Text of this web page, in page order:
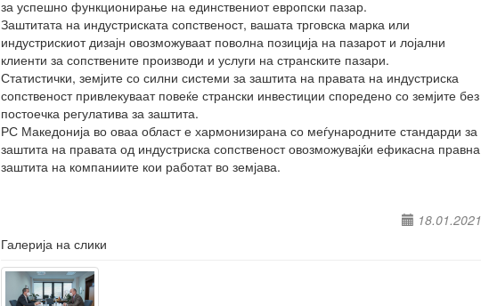
за успешно функционирање на единствениот европски пазар.
Заштитата на индустриската сопственост, вашата трговска марка или
индустрискиот дизајн овозможуваат поволна позиција на пазарот и лојални
клиенти за сопствените производи и услуги на странските пазари.
Статистички, земјите со силни системи за заштита на правата на индустриска
сопственост привлекуваат повеќе странски инвестиции споредено со земјите без
постоечка регулатива за заштита.
РС Македонија во оваа област е хармонизирана со меѓународните стандарди за
заштита на правата од индустриска сопственост овозможувајќи ефикасна правна
заштита на компаниите кои работат во земјава.
18.01.2021
Галерија на слики